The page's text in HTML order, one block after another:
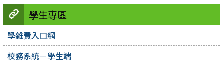
學生專區
學雜費入口網
校務系統－學生端